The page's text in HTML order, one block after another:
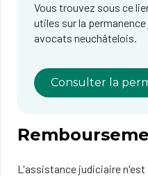
Vous trouvez sous ce
utiles sur la
avocats neuchâtelois.
Consulter la
L'assistance judiciaire